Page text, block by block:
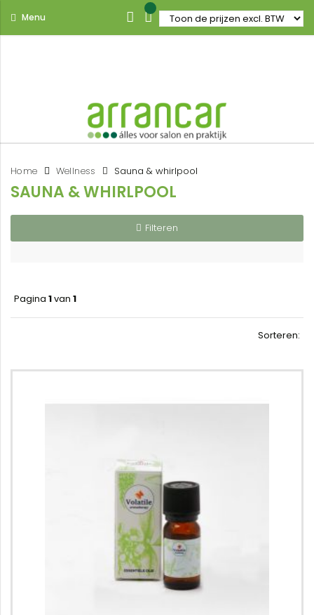
Menu
Home Wellness Sauna & whirlpool
SAUNA & WHIRLPOOL
Filteren
Pagina 1van 1
Sorteren: